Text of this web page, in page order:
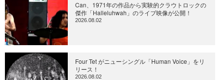
Can、1971年の作品から実験的クラウトロックの
傑作「Halleluhwah」のライブ映像が公開！
2026.08.02
Four Tet がニューシングル「Human Voice」をリ
リース！
2026.08.02